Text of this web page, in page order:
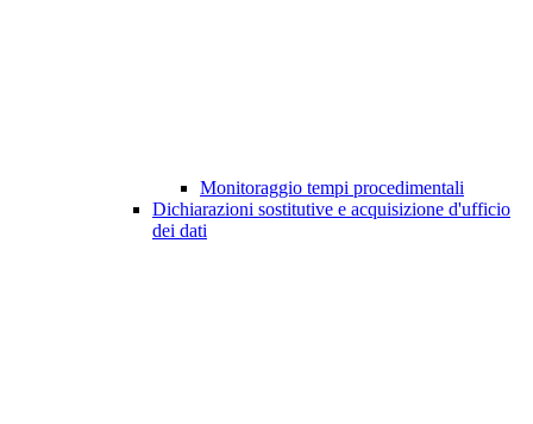
Monitoraggio tempi procedimentali
Dichiarazioni sostitutive e acquisizione d'ufficio
dei dati